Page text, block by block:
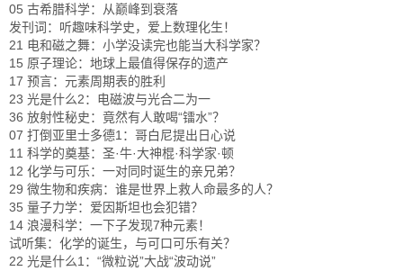
05 古希腊科学：从巅峰到衰落
发刊词：听趣味科学史，爱上数理化生！
21 电和磁之舞：小学没读完也能当大科学家？
15 原子理论：地球上最值得保存的遗产
17 预言：元素周期表的胜利
23 光是什么2：电磁波与光合二为一
36 放射性秘史：竟然有人敢喝“镭水”？
07 打倒亚里士多德1：哥白尼提出日心说
11 科学的奠基：圣·牛·大神棍·科学家·顿
12 化学与可乐：一对同时诞生的亲兄弟？
29 微生物和疾病：谁是世界上救人命最多的人？
35 量子力学：爱因斯坦也会犯错？
14 浪漫科学：一下子发现7种元素！
试听集：化学的诞生，与可口可乐有关？
22 光是什么1：“微粒说”大战“波动说”